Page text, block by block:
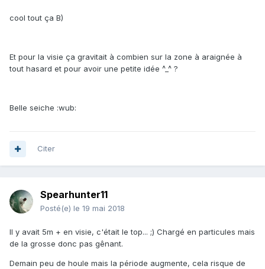
cool tout ça B)
Et pour la visie ça gravitait à combien sur la zone à araignée à
tout hasard et pour avoir une petite idée ^_^ ?
Belle seiche :wub:
Citer
Spearhunter11
Posté(e) le 19 mai 2018
Il y avait 5m + en visie, c'était le top... ;) Chargé en particules mais
de la grosse donc pas gênant.
Demain peu de houle mais la période augmente, cela risque de